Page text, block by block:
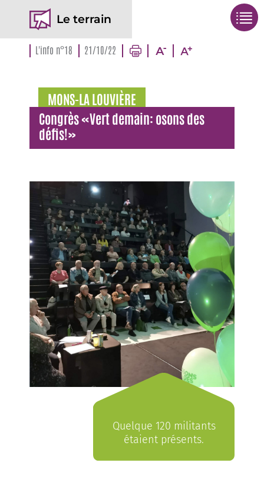
Le terrain
L'info n°18 21/10/22
MONS-LA LOUVIÈRE
Congrès «Vert demain: osons des
défis!»
Quelque 120 militants
étaient présents.